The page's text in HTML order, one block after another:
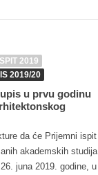
2019
2019/20
u prvu godinu
da će Prijemni ispit
akademskih studija
juna 2019. godine, u